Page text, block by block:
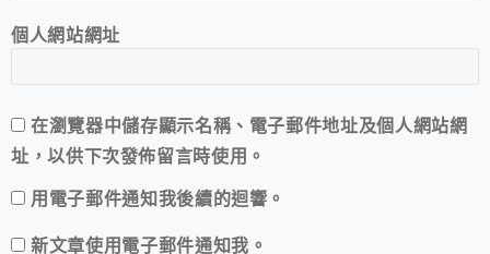
個人網站網址
在瀏覽器中儲存顯示名稱、電子郵件地址及個人網站網
址，以供下次發佈留言時使用。
用電子郵件通知我後續的迴響。
新文章使用電子郵件通知我。